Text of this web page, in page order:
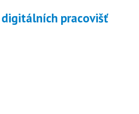
digitálních pracovišť